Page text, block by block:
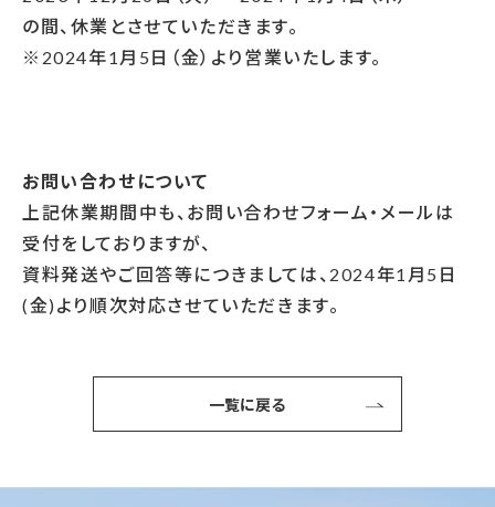
の間、休業とさせていただきます。
※2024年1月5日（金）より営業いたします。
お問い合わせについて
上記休業期間中も、お問い合わせフォーム・メールは
受付をしておりますが、
資料発送やご回答等につきましては、2024年1月5日
(金)より順次対応させていただきます。
一覧に戻る